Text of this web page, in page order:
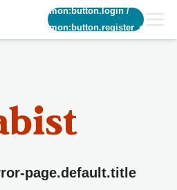
common:button.login/
common:button.register_short
page.default.title